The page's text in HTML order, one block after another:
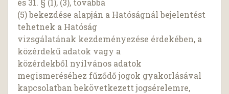
és 31. § (1), (3), továbbá
(5) bekezdése alapján a Hatóságnál bejelentést
tehetnek a Hatóság
vizsgálatának kezdeményezése érdekében, a
közérdekű adatok vagy a
közérdekből nyilvános adatok
megismeréséhez fűződő jogok gyakorlásával
kapcsolatban bekövetkezett jogsérelemre,